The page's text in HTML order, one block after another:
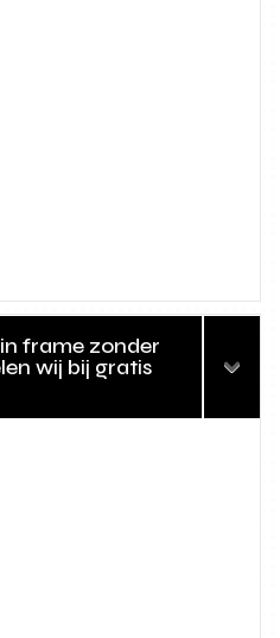
frame zonder
wij bij gratis